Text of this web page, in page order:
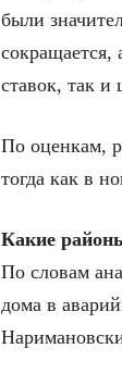
были
сокращается,
ставок, так и
По оценкам,
тогда как в
Какие
По словам
дома в